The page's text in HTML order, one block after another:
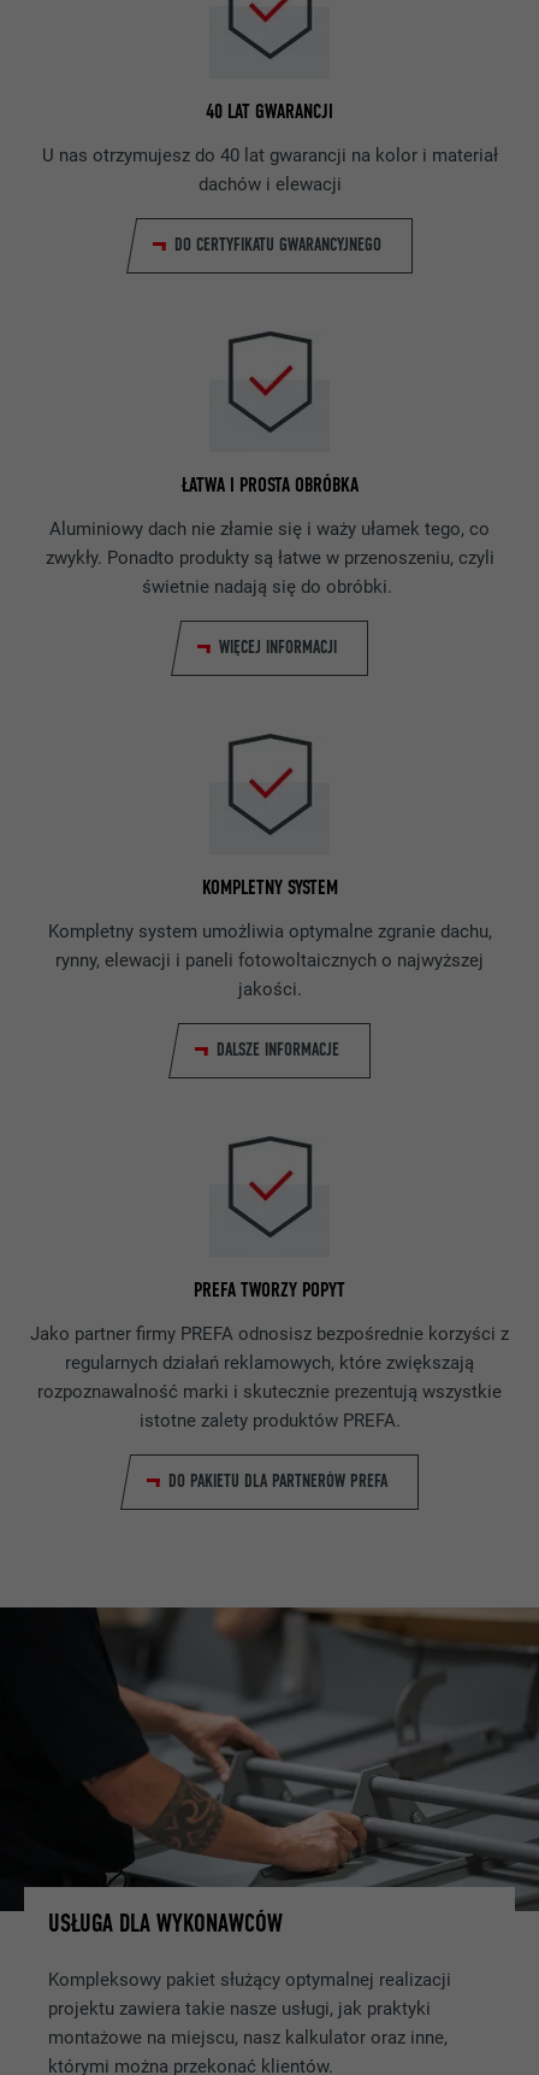
40 LAT GWARANCJI
U nas otrzymujesz do 40 lat gwarancji na kolor i materiał
dachów i elewacji
DO CERTYFIKATU GWARANCYJNEGO
ŁATWA I PROSTA OBRÓBKA
Aluminiowy dach nie złamie się i waży ułamek tego, co
zwykły. Ponadto produkty są łatwe w przenoszeniu, czyli
świetnie nadają się do obróbki.
WIĘCEJ INFORMACJI
KOMPLETNY SYSTEM
Kompletny system umożliwia optymalne zgranie dachu,
rynny, elewacji i paneli fotowoltaicznych o najwyższej
jakości.
DALSZE INFORMACJE
PREFA TWORZY POPYT
Jako partner firmy PREFA odnosisz bezpośrednie korzyści z
regularnych działań reklamowych, które zwiększają
rozpoznawalność marki i skutecznie prezentują wszystkie
istotne zalety produktów PREFA.
DO PAKIETU DLA PARTNERÓW PREFA
USŁUGA DLA WYKONAWCÓW
Kompleksowy pakiet służący optymalnej realizacji
projektu zawiera takie nasze usługi, jak praktyki
montażowe na miejscu, nasz kalkulator oraz inne,
którymi można przekonać klientów.